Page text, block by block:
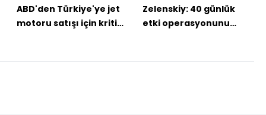
ABD'den Türkiye'ye jet
motoru satışı için kritik
Zelenskiy: 40 günlük
etki operasyonunu